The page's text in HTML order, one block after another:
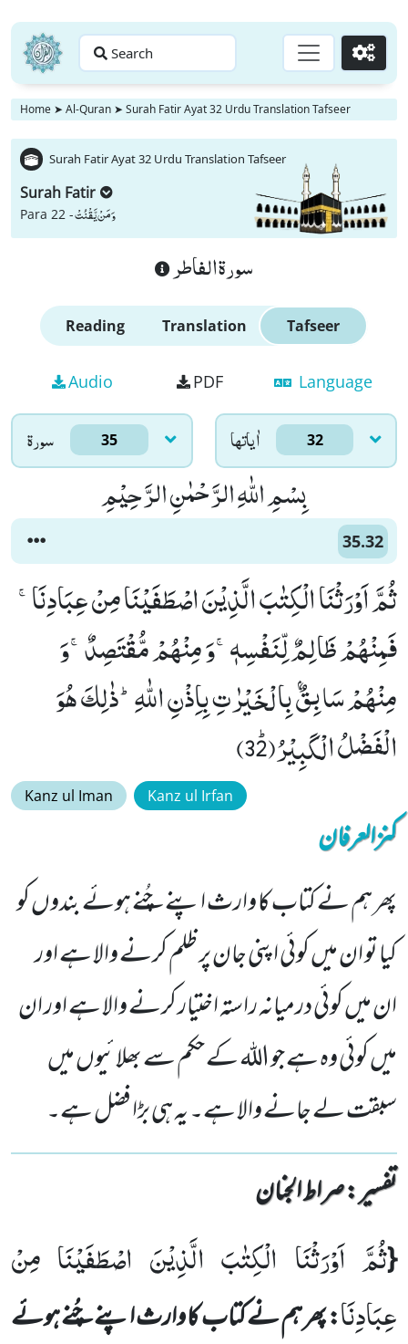
Search Go
Home ➤ Al-Quran ➤ Surah Fatir Ayat 32 Urdu Translation Tafseer
Surah Fatir Ayat 32 Urdu Translation Tafseer
Surah Fatir
Para 22 -وَ مَنْ یَّقْنُتْ
سورة الفاطر
Reading Translation Tafseer
Audio PDF Language
سورۃ 35 اٰياتها 32
بِسْمِ اللّٰهِ الرَّحْمٰنِ الرَّحِیْمِ
35.32
ثُمَّ اَوْرَثْنَا الْكِتٰبَ الَّذِیْنَ اصْطَفَیْنَا مِنْ عِبَادِنَاۚ-
فَمِنْهُمْ ظَالِمٌ لِّنَفْسِهٖۚ-وَ مِنْهُمْ مُّقْتَصِدٌۚ-وَ
مِنْهُمْ سَابِقٌۢ بِالْخَیْرٰتِ بِاِذْنِ اللّٰهِؕ-ذٰلِكَ هُوَ
الْفَضْلُ الْكَبِیْرُﭤ(32)
Kanz ul Iman Kanz ul Irfan
کنزالعرفان
پھر ہم نے کتاب کا وارث اپنے چُنے ہوئے بندوں کو
کیا تو ان میں کوئی اپنی جان پر ظلم کرنے والا ہے اور
ان میں کوئی درمیانہ راستہ اختیار کرنے والا ہے اور ان
میں کوئی وہ ہے جو اللہ کے حکم سے بھلائیوں میں
سبقت لے جانے والا ہے۔ یہ ہی بڑا فضل ہے۔
تفسیر : ‎صراط الجنان
{ثُمَّ اَوْرَثْنَا الْكِتٰبَ الَّذِیْنَ اصْطَفَیْنَا مِنْ
عِبَادِنَا: پھر ہم نے کتاب کا وارث اپنے چُنے ہوئے